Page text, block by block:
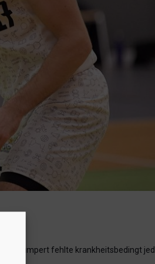
Humpert fehlte krankheitsbedingt